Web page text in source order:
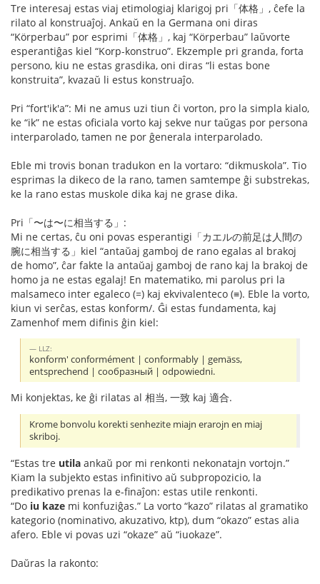
Tre interesaj estas viaj etimologiaj klarigoj pri「体格」, ĉefe la
rilato al konstruaĵoj. Ankaŭ en la Germana oni diras
“Körperbau” por esprimi「体格」, kaj “Körperbau” laŭvorte
esperantiĝas kiel “Korp-konstruo”. Ekzemple pri granda, forta
persono, kiu ne estas grasdika, oni diras “li estas bone
konstruita”, kvazaŭ li estus konstruaĵo.
Pri “fort'ik'a”: Mi ne amus uzi tiun ĉi vorton, pro la simpla kialo,
ke “ik” ne estas oficiala vorto kaj sekve nur taŭgas por persona
interparolado, tamen ne por ĝenerala interparolado.
Eble mi trovis bonan tradukon en la vortaro: “dikmuskola”. Tio
esprimas la dikeco de la rano, tamen samtempe ĝi substrekas,
ke la rano estas muskole dika kaj ne grase dika.
Pri「〜は〜に相当する」:
Mi ne certas, ĉu oni povas esperantigi「カエルの前足は人間の
腕に相当する」kiel “antaŭaj gamboj de rano egalas al brakoj
de homo”, ĉar fakte la antaŭaj gamboj de rano kaj la brakoj de
homo ja ne estas egalaj! En matematiko, mi parolus pri la
malsameco inter egaleco (=) kaj ekvivalenteco (≡). Eble la vorto,
kiun vi serĉas, estas konform/. Ĝi estas fundamenta, kaj
Zamenhof mem difinis ĝin kiel:
LLZ:
konform' conformément | conformably | gemäss,
entsprechend | сообразный | odpowiedni.
Mi konjektas, ke ĝi rilatas al 相当, 一致 kaj 適合.
Krome bonvolu korekti senhezite miajn erarojn en miaj
skriboj.
“Estas tre utila ankaŭ por mi renkonti nekonatajn vortojn.”
Kiam la subjekto estas infinitivo aŭ subpropozicio, la
predikativo prenas la e-finaĵon: estas utile renkonti.
“Do iu kaze mi konfuziĝas.” La vorto “kazo” rilatas al gramatiko
kategorio (nominativo, akuzativo, ktp), dum “okazo” estas alia
afero. Eble vi povas uzi “okaze” aŭ “iuokaze”.
Daŭras la rakonto: